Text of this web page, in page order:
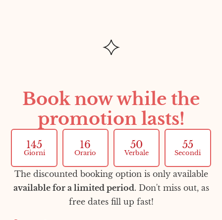
Book now while the
promotion lasts!
145
Giorni
16
Orario
50
Verbale
54
Secondi
The discounted booking option is only available
available for a limited period. Don't miss out, as
free dates fill up fast!